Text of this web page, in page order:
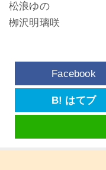
松浪ゆの
栁沢明璃咲
Facebook
B! はてブ